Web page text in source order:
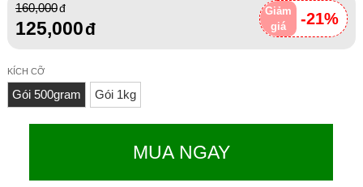
Giảm
giá
-21%
160,000
125,000
KÍCH CỠ
Gói 500gram Gói 1kg
MUA NGAY